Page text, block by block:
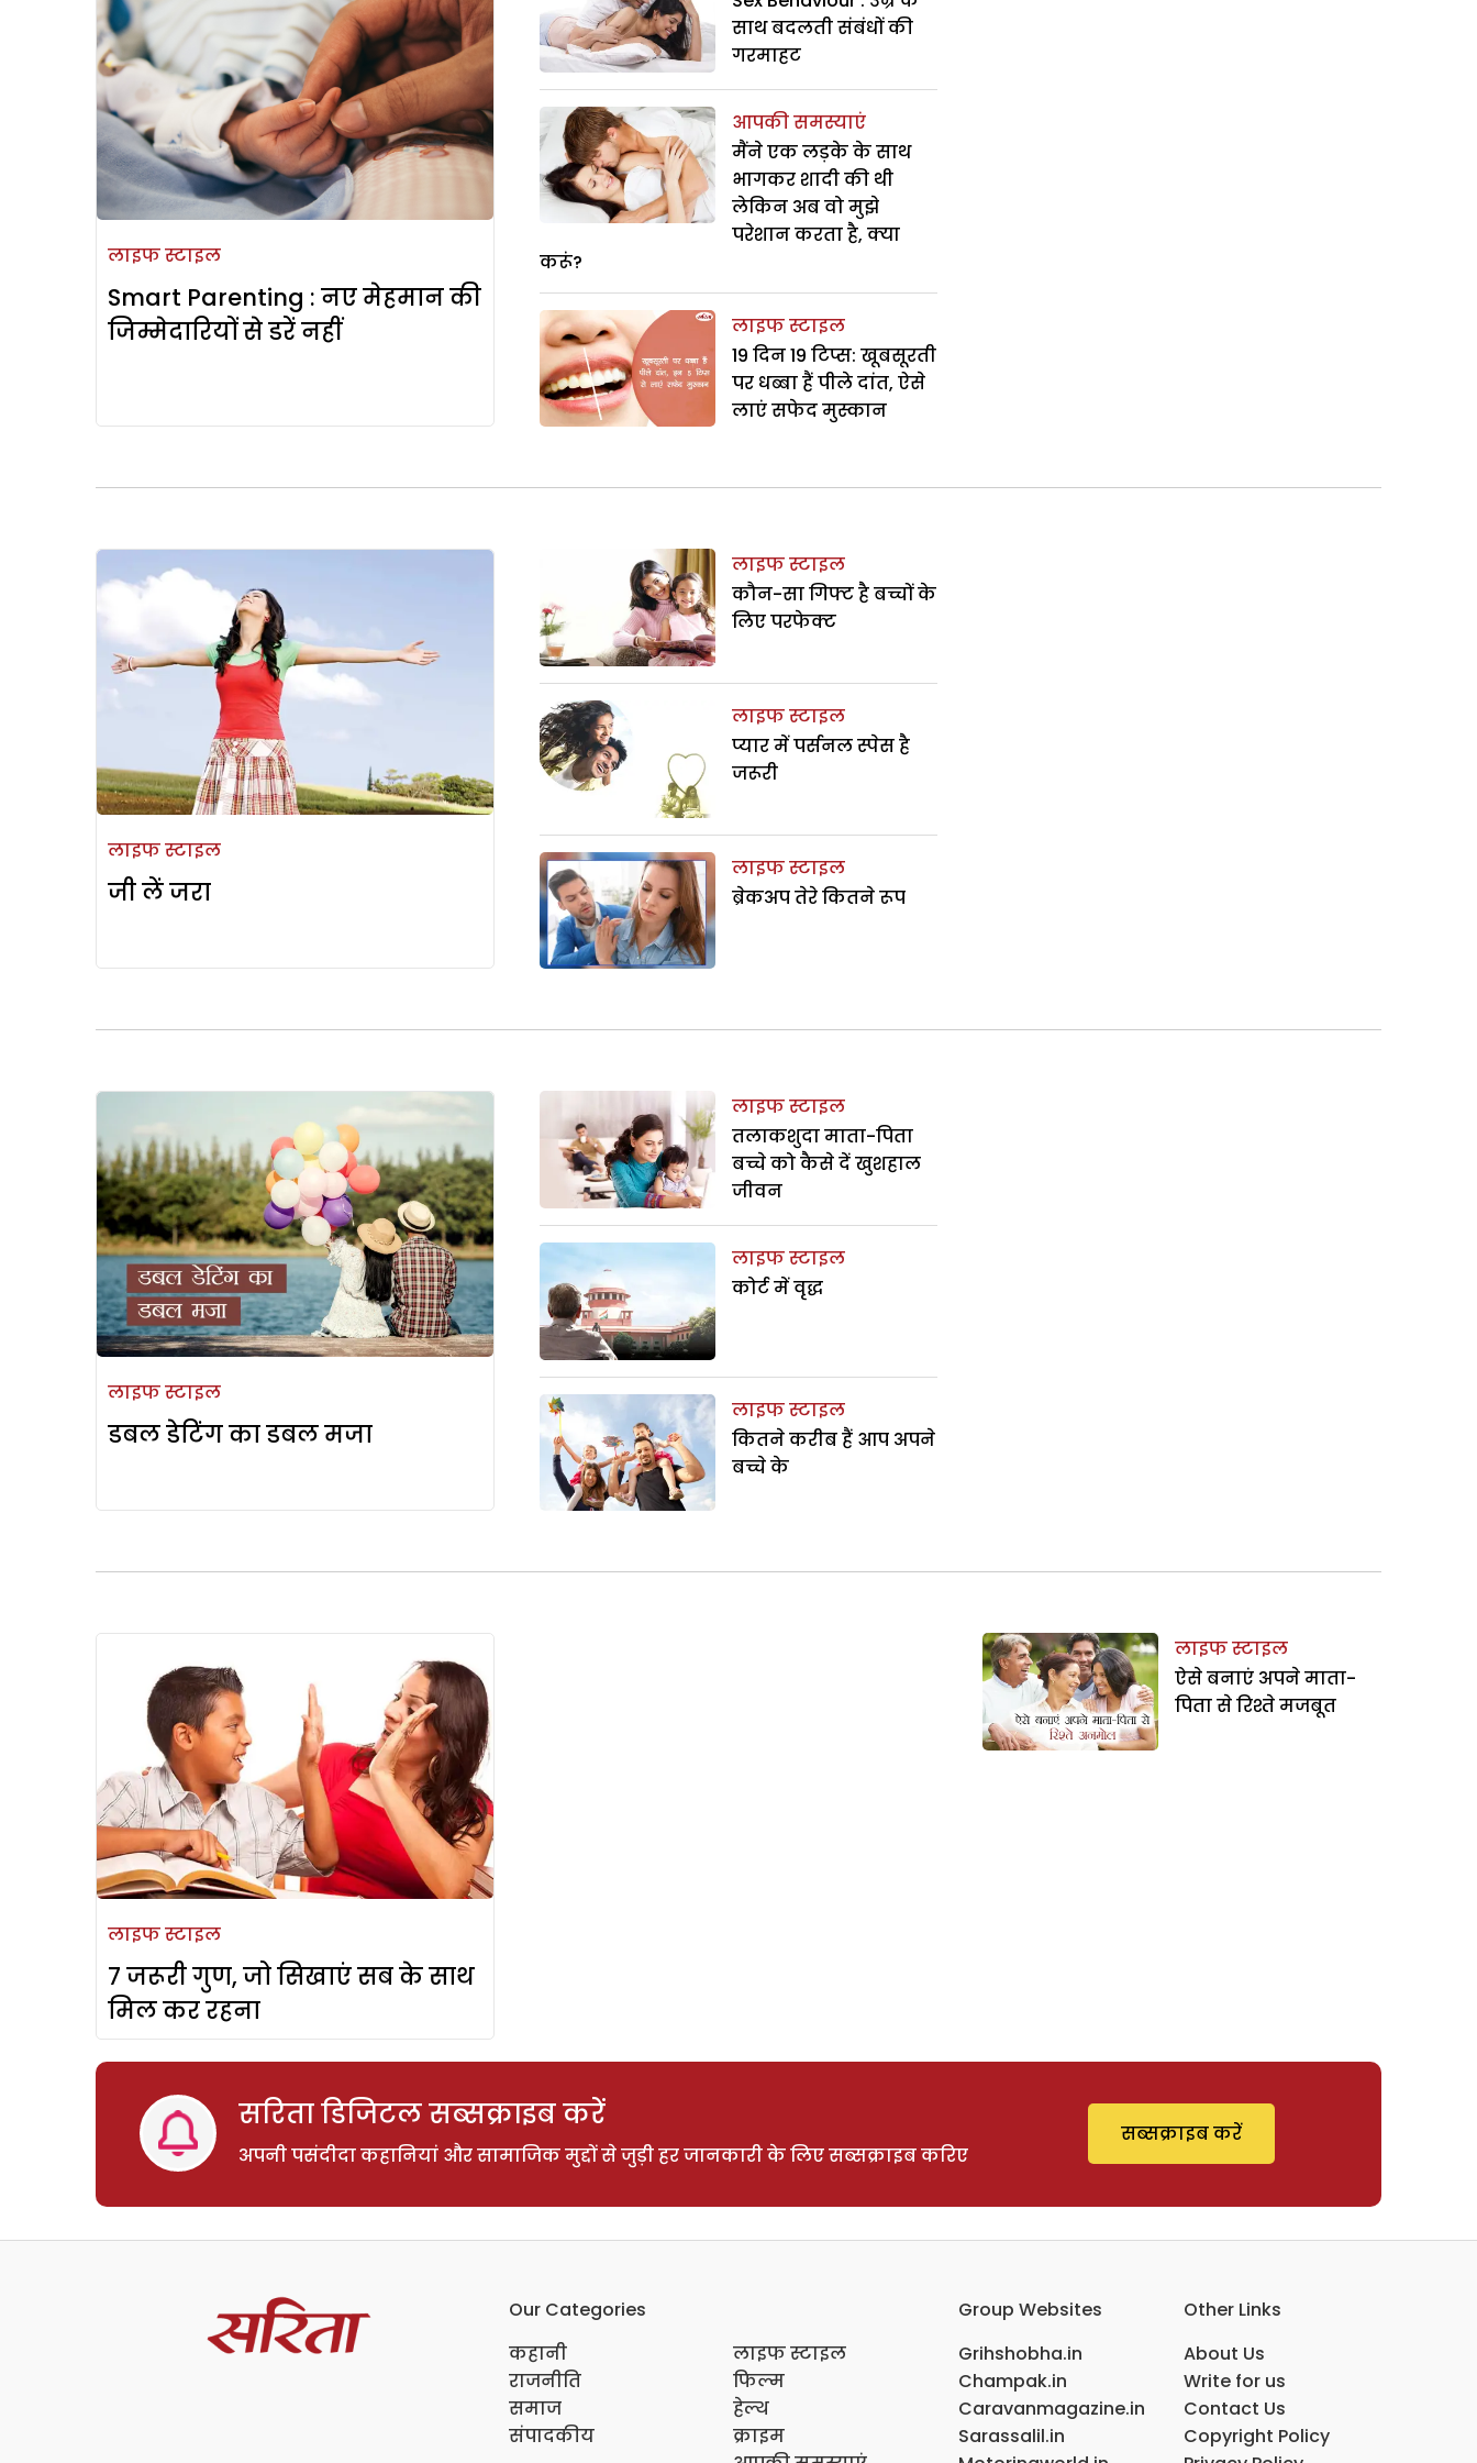
लाइफ स्टाइल
Smart Parenting : नए मेहमान की
जिम्‍मेदारियों से डरें नहीं
साथ बदलती संबंधों की
गरमाहट
आपकी समस्याएं
मैंने एक लड़के के साथ
भागकर शादी की थी
लेकिन अब वो मुझे
परेशान करता है, क्या
करूं?
लाइफ स्टाइल
19 दिन 19 टिप्स: खूबसूरती
पर धब्बा हैं पीले दांत, ऐसे
लाएं सफेद मुस्कान
लाइफ स्टाइल
जी लें जरा
लाइफ स्टाइल
कौन-सा गिफ्ट है बच्चों के
लिए परफेक्ट
लाइफ स्टाइल
प्यार में पर्सनल स्पेस है
जरूरी
लाइफ स्टाइल
ब्रेकअप तेरे कितने रूप
लाइफ स्टाइल
डबल डेटिंग का डबल मजा
लाइफ स्टाइल
तलाकशुदा माता-पिता
बच्चे को कैसे दें खुशहाल
जीवन
लाइफ स्टाइल
कोर्ट में वृद्ध
लाइफ स्टाइल
कितने करीब हैं आप अपने
बच्चे के
लाइफ स्टाइल
7 जरूरी गुण, जो सिखाएं सब के साथ
मिल कर रहना
लाइफ स्टाइल
ऐसे बनाएं अपने माता-
पिता से रिश्ते मजबूत
सरिता डिजिटल सब्सक्राइब करें
अपनी पसंदीदा कहानियां और सामाजिक मुद्दों से जुड़ी हर जानकारी के लिए सब्सक्राइब करिए
सब्सक्राइब करें
Our Categories
कहानी
राजनीति
समाज
संपादकीय
लाइफ स्टाइल
फिल्म
हेल्थ
क्राइम
Group Websites
Grihshobha.in
Champak.in
Caravanmagazine.in
Sarassalil.in
Other Links
About Us
Write for us
Contact Us
Copyright Policy